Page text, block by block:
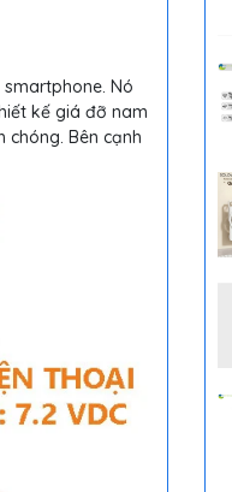
Nó
kế giá đỡ nam
Bên cạnh